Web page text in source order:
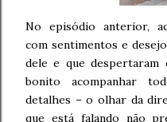
No episódio anterior,
com sentimentos e
dele e que
bonito acompanhar
detalhes – o olhar da
que está falando não